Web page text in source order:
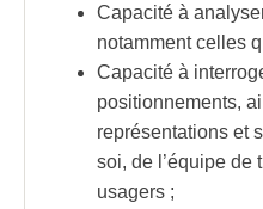
Capacité à
notamment celles
Capacité à
positionnements,
représentations et
soi, de l’équipe de
usagers ;